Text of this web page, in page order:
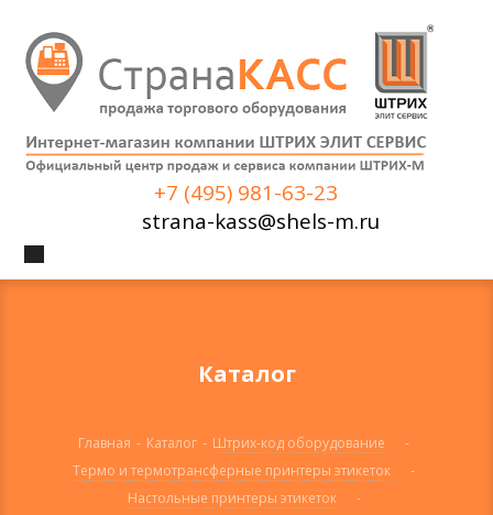
+7 (495) 981-63-23
strana-kass@shels-m.ru
Каталог
Главная - Каталог - Штрих-код оборудование
-
Термо и термотрансферные принтеры этикеток
-
Настольные принтеры этикеток
-